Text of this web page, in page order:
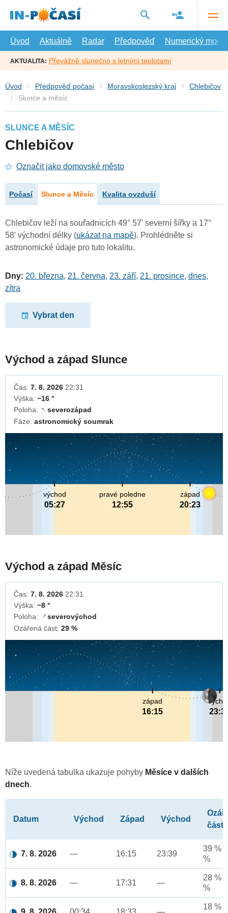
hlavní
Úvod
Aktuálně Radar Předpověď Numerický model
AKTUALITA: Převážně slunečno s letními teplotami
Úvod Předpověď počasí Moravskoslezský kraj
Chlebičov
Slunce a měsíc
SLUNCE A MĚSÍC
Chlebičov
Označit jako domovské město
Počasí Slunce a Měsíc Kvalita ovzduší
Chlebičov leží na souřadnicích 49° 57' severní šířky a 17°
58' východní délky (ukázat na mapě). Prohlédněte si
astronomické údaje pro tuto lokalitu.
Dny: 20. března, 21. června, 23. září, 21. prosince, dnes,
zítra
Vybrat den
Východ a západ Slunce
Čas: 7. 8. 2026 22:31
Výška: −16 °
Poloha: ↓severozápad
Fáze: astronomický soumrak
pravé poledne
12:55
východ
05:27
západ
20:23
Východ a západ Měsíc
Čas: 7. 8. 2026 22:31
Výška: −8 °
Poloha:
↓severovýchod
Ozářená část: 29 %
západ
16:15
Níže uvedená tabulka ukazuje pohyby Měsíce v dalších
dnech.
Datum Východ Západ Východ
část
7. 8. 2026 — 16:15 23:39
39 %
%
8. 8. 2026 — 17:31 —
28 %
%
18 %